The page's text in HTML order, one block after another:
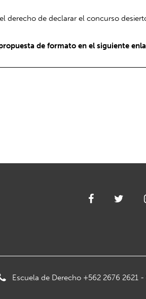
derecho de declarar el concurso
de formato en el siguiente
Escuela de Derecho +562 2676 2621